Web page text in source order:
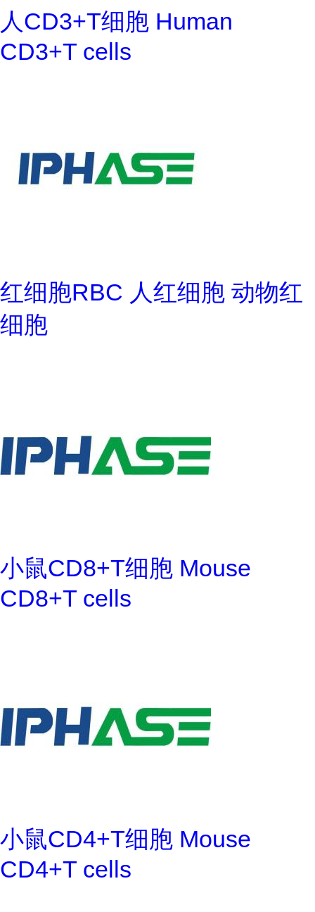
人CD3+T细胞 Human
CD3+T cells
红细胞RBC 人红细胞 动物红
细胞
小鼠CD8+T细胞 Mouse
CD8+T cells
小鼠CD4+T细胞 Mouse
CD4+T cells